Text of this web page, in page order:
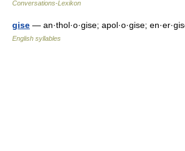
Conversations-Lexikon
gise — an·thol·o·gise; apol·o·gise;
English syllables